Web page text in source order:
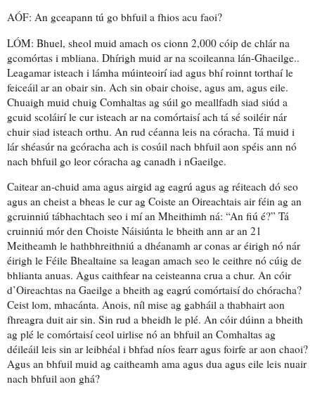
AÓF: An gceapann tú go bhfuil a fhios acu faoi?
LÓM: Bhuel, sheol muid amach os cionn 2,000 cóip de chlár na
gcomórtas i mbliana. Dhírigh muid ar na scoileanna lán-Ghaeilge..
Leagamar isteach i lámha múinteoirí iad agus bhíroinnt torthaíle
feiceáil ar an obair sin. Ach sin obair choise, agus am, agus eile.
Chuaigh muid chuig Comhaltas ag súil go meallfadh siad siúd a
gcuid scoláirí le cur isteach ar na comórtaisí ach tá sé soiléir nár
chuir siad isteach orthu. An rud céanna leis na córacha. Tá muid i
lár shéasúr na gcóracha ach is cosúil nach bhfuil aon spéis ann nó
nach bhfuil go leor córacha ag canadh i nGaeilge.
Caitear an-chuid ama agus airgid ag eagrú agus ag réiteach dó seo
agus an cheist a bheas le cur ag Coiste an Oireachtais air féin ag an
gcruinniú tábhachtach seo i mí an Mheithimh ná: “An fiú é?” Tá
cruinniú mór den Choiste Náisiúnta le bheith ann ar an 21
Meitheamh le hathbhreithniú a dhéanamh ar conas ar éirigh nó nár
éirigh le Féile Bhealtaine sa leagan amach seo le ceithre nó cúig de
bhlianta anuas. Agus caithfear na ceisteanna crua a chur. An cóir
d’Oireachtas na Gaeilge a bheith ag eagrú comórtaisí do chóracha?
Ceist lom, mhacánta. Anois, níl mise ag gabháil a thabhairt aon
fhreagra duit air sin. Sin rud a bheidh le plé. An cóir dúinn a bheith
ag plé le comórtaisí ceol uirlise nó an bhfuil an Comhaltas ag
déileáil leis sin ar leibhéal i bhfad níos fearr agus foirfe ar aon chaoi?
Agus an bhfuil muid ag caitheamh ama agus dua agus eile leis nuair
nach bhfuil aon ghá?